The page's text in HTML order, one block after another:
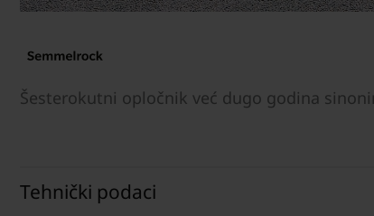
Šesterokutni opločnik već dugo godina
Tehnički podaci